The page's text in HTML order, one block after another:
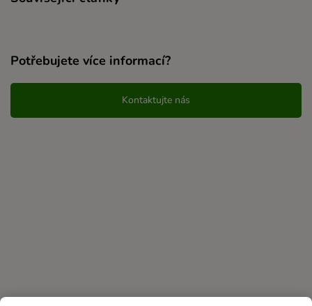
Potřebujete více informací?
Kontaktujte nás